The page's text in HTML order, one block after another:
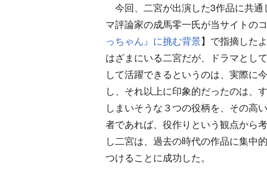
今回、二宮が出演した3作品に共
マ評論家の成馬零一氏が当サイトの
っちゃん』に挑む背景】で指摘した
はざまにいる二宮だが、ドラマとし
して活躍できるというのは、実際に
し、それ以上に印象的だったのは、
しまいそうな３つの役柄を、その高
者であれば、役作りという観点から
し二宮は、過去の時代の作品に集中
つけることに成功した。